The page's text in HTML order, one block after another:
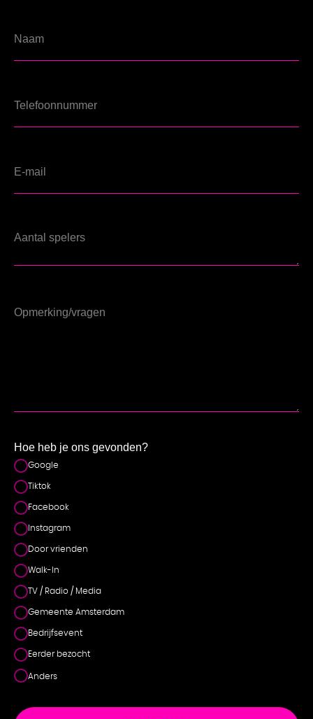
Hoe heb je ons gevonden?
Google
Tiktok
Facebook
Instagram
Door vrienden
Walk-In
TV / Radio / Media
Gemeente Amsterdam
Bedrijfsevent
Eerder bezocht
Anders